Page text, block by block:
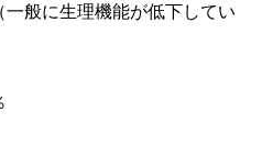
般に生理機能が低下してい